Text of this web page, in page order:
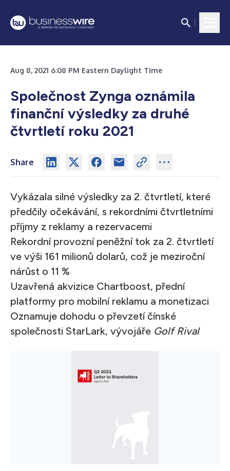
Aug 8, 2021 6:08 PM Eastern Daylight Time
Společnost Zynga oznámila
finanční výsledky za druhé
čtvrtletí roku 2021
Share
Vykázala silné výsledky za 2. čtvrtletí, které
předčily očekávání, s rekordními čtvrtletními
příjmy z reklamy a rezervacemi
Rekordní provozní peněžní tok za 2. čtvrtletí
ve výši 161 milionů dolarů, což je meziroční
nárůst o 11 %
Uzavřená akvizice Chartboost, přední
platformy pro mobilní reklamu a monetizaci
Oznamuje dohodu o převzetí čínské
společnosti StarLark, vývojáře Golf Rival